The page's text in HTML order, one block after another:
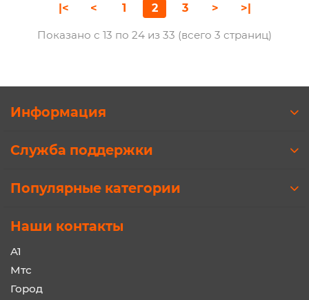
|< < 1 2 3 > >|
Показано с 13 по 24 из 33 (всего 3 страниц)
Информация
Служба поддержки
Популярные категории
Наши контакты
A1
Мтс
Город